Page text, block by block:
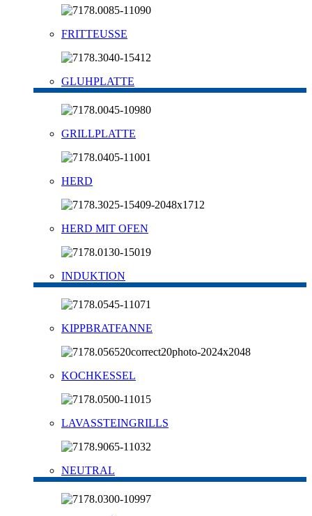
FRITTEUSSE
GLUHPLATTE
GRILLPLATTE
HERD
HERD MIT OFEN
INDUKTION
KIPPBRATFANNE
KOCHKESSEL
LAVASSTEINGRILLS
NEUTRAL